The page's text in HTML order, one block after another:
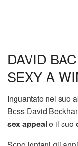
DAVID
SEXY A
Inguantato nel suo
Boss David
sex appeale il suo